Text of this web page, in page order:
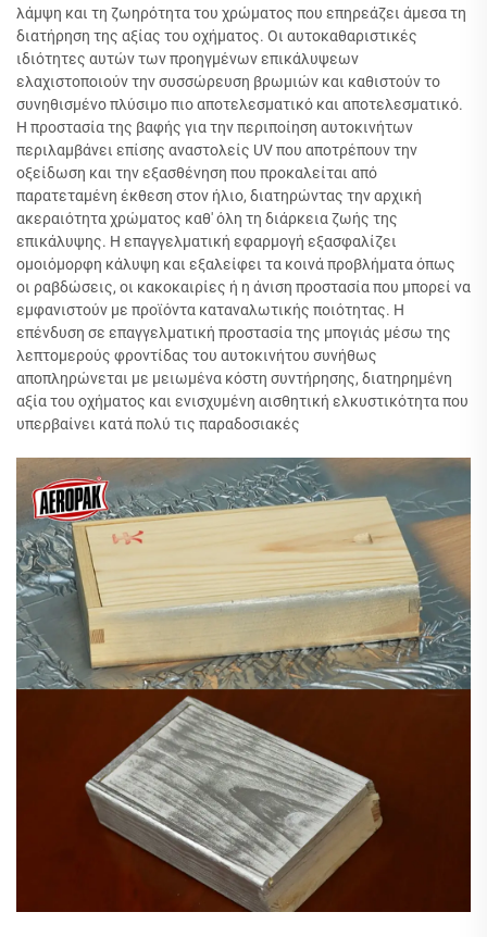
λάμψη και τη ζωηρότητα του χρώματος που επηρεάζει άμεσα τη
διατήρηση της αξίας του οχήματος. Οι αυτοκαθαριστικές
ιδιότητες αυτών των προηγμένων επικάλυψεων
ελαχιστοποιούν την συσσώρευση βρωμιών και καθιστούν το
συνηθισμένο πλύσιμο πιο αποτελεσματικό και αποτελεσματικό.
Η προστασία της βαφής για την περιποίηση αυτοκινήτων
περιλαμβάνει επίσης αναστολείς UV που αποτρέπουν την
οξείδωση και την εξασθένηση που προκαλείται από
παρατεταμένη έκθεση στον ήλιο, διατηρώντας την αρχική
ακεραιότητα χρώματος καθ' όλη τη διάρκεια ζωής της
επικάλυψης. Η επαγγελματική εφαρμογή εξασφαλίζει
ομοιόμορφη κάλυψη και εξαλείφει τα κοινά προβλήματα όπως
οι ραβδώσεις, οι κακοκαιρίες ή η άνιση προστασία που μπορεί να
εμφανιστούν με προϊόντα καταναλωτικής ποιότητας. Η
επένδυση σε επαγγελματική προστασία της μπογιάς μέσω της
λεπτομερούς φροντίδας του αυτοκινήτου συνήθως
αποπληρώνεται με μειωμένα κόστη συντήρησης, διατηρημένη
αξία του οχήματος και ενισχυμένη αισθητική ελκυστικότητα που
υπερβαίνει κατά πολύ τις παραδοσιακές